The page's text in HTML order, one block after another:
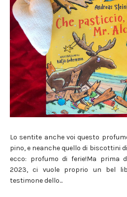
Lo sentite anche voi questo
pino, e neanche quello di biscottini
ecco: profumo di ferie!Ma prima
2023, ci vuole proprio un bel
testimone dello...